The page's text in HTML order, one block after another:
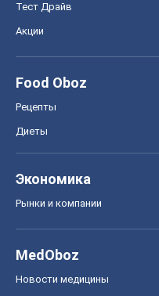
Тест Драйв
Акции
Food Oboz
Рецепты
Диеты
Экономика
Рынки и компании
MedOboz
Новости медицины